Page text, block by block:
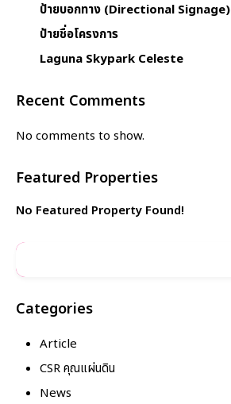
ป้ายบอกทาง (Directional Signage)
ป้ายชื่อโครงการ
Laguna Skypark Celeste
Recent Comments
No comments to show.
Featured Properties
No Featured Property Found!
Categories
Article
CSR คุณแผ่นดิน
News